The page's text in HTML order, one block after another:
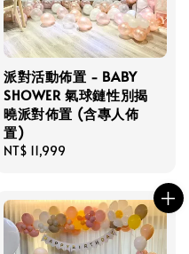
派對活動佈置 - BABY
SHOWER 氣球鏈性別揭
曉派對佈置 (含專人佈
置)
Regular
NT$ 11,999